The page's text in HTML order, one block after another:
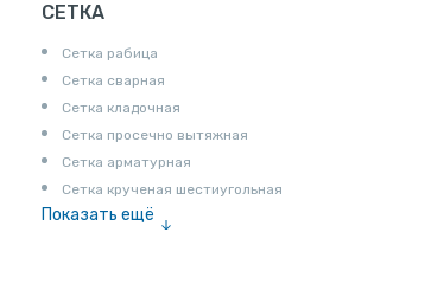
СЕТКА
Сетка рабица
Сетка сварная
Сетка кладочная
Сетка просечно вытяжная
Сетка арматурная
Сетка крученая шестиугольная
Показать ещё